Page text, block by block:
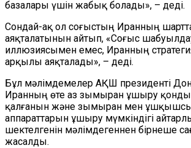
базалары үшін жабық болады», – деді.
Сондай-ақ ол соғыстың Иранның
аяқталатынын айтып, «Соғыс
иллюзиясымен емес, Иранның
арқылы аяқталады», – деді.
Бұл мәлімдемелер АҚШ президенті
Иранның өте аз зымыран ұшыру
қалғанын және зымыран мен
аппараттарын ұшыру мүмкіндігі
шектелгенін мәлімдегеннен бірнеше
жасалды.